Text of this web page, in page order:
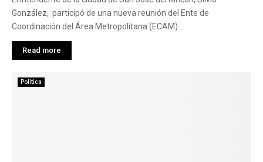
González, participó de una nueva reunión del Ente de
Coordinación del Área Metropolitana (ECAM)....
Read more
Politica